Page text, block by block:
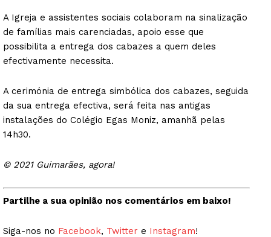
A Igreja e assistentes sociais colaboram na sinalização
de famílias mais carenciadas, apoio esse que
possibilita a entrega dos cabazes a quem deles
efectivamente necessita.
A cerimónia de entrega simbólica dos cabazes, seguida
da sua entrega efectiva, será feita nas antigas
instalações do Colégio Egas Moniz, amanhã pelas
14h30.
© 2021 Guimarães, agora!
Partilhe a sua opinião nos comentários em baixo!
Siga-nos no Facebook, Twitter e Instagram!